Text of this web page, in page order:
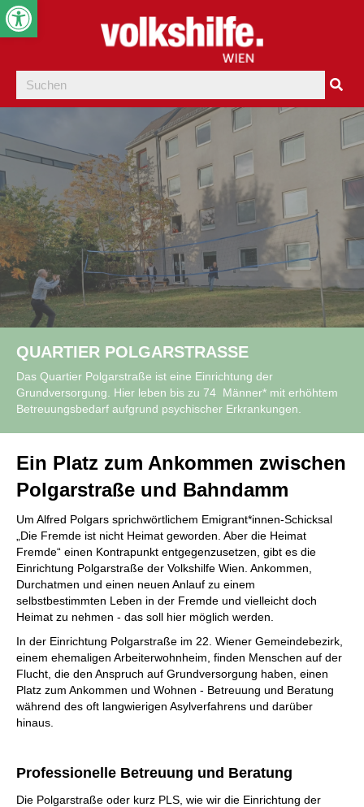
QUARTIER POLGARSTRASSE
Das Quartier Polgarstraße ist eine Einrichtung der
Grundversorgung. Hier leben bis zu 74 Männer* mit erhöhtem
Betreuungsbedarf aufgrund psychischer Erkrankungen.
Ein Platz zum Ankommen zwischen
Polgarstraße und Bahndamm
Um Alfred Polgars sprichwörtlichem Emigrant*innen-Schicksal
„Die Fremde ist nicht Heimat geworden. Aber die Heimat
Fremde“ einen Kontrapunkt entgegenzusetzen, gibt es die
Einrichtung Polgarstraße der Volkshilfe Wien. Ankommen,
Durchatmen und einen neuen Anlauf zu einem
selbstbestimmten Leben in der Fremde und vielleicht doch
Heimat zu nehmen - das soll hier möglich werden.
In der Einrichtung Polgarstraße im 22. Wiener Gemeindebezirk,
einem ehemaligen Arbeiterwohnheim, finden Menschen auf der
Flucht, die den Anspruch auf Grundversorgung haben, einen
Platz zum Ankommen und Wohnen - Betreuung und Beratung
während des oft langwierigen Asylverfahrens und darüber
hinaus.
Professionelle Betreuung und Beratung
Die Polgarstraße oder kurz PLS, wie wir die Einrichtung der